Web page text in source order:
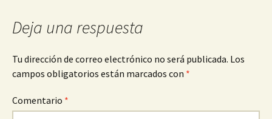
entradas
Deja una respuesta
Tu dirección de correo electrónico no será publicada. Los
campos obligatorios están marcados con *
Comentario *